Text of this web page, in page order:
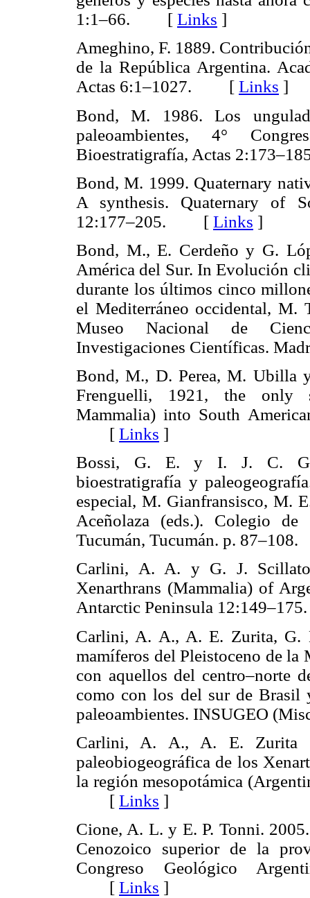
1:1–66. [ Links ]
Ameghino, F. 1889.
de la República Argentina.
Actas 6:1–1027. [ Links ]
Bond, M. 1986. Los
paleoambientes, 4°
Bioestratigrafía, Actas
Bond, M. 1999. Quaternary
A synthesis. Quaternary of
12:177–205. [ Links ]
Bond, M., E. Cerdeño y G.
América del Sur. In Evolución
durante los últimos cinco
el Mediterráneo occidental, M.
Museo Nacional de
Investigaciones Científicas.
Bond, M., D. Perea, M. Ubilla
Frenguelli, 1921, the only
Mammalia) into South
[ Links ]
Bossi, G. E. y I. J. C.
bioestratigrafía y
especial, M. Gianfransisco, M.
Aceñolaza (eds.). Colegio de
Tucumán, Tucumán. p.
Carlini, A. A. y G. J.
Xenarthrans (Mammalia) of
Antarctic Peninsula
Carlini, A. A., A. E. Zurita, G.
mamíferos del Pleistoceno de la
con aquellos del centro–norte
como con los del sur de Brasil
paleoambientes. INSUGEO
Carlini, A. A., A. E. Zurita
paleobiogeográfica de los
la región mesopotámica
[ Links ]
Cione, A. L. y E. P. Tonni.
Cenozoico superior de la
Congreso Geológico
[ Links ]